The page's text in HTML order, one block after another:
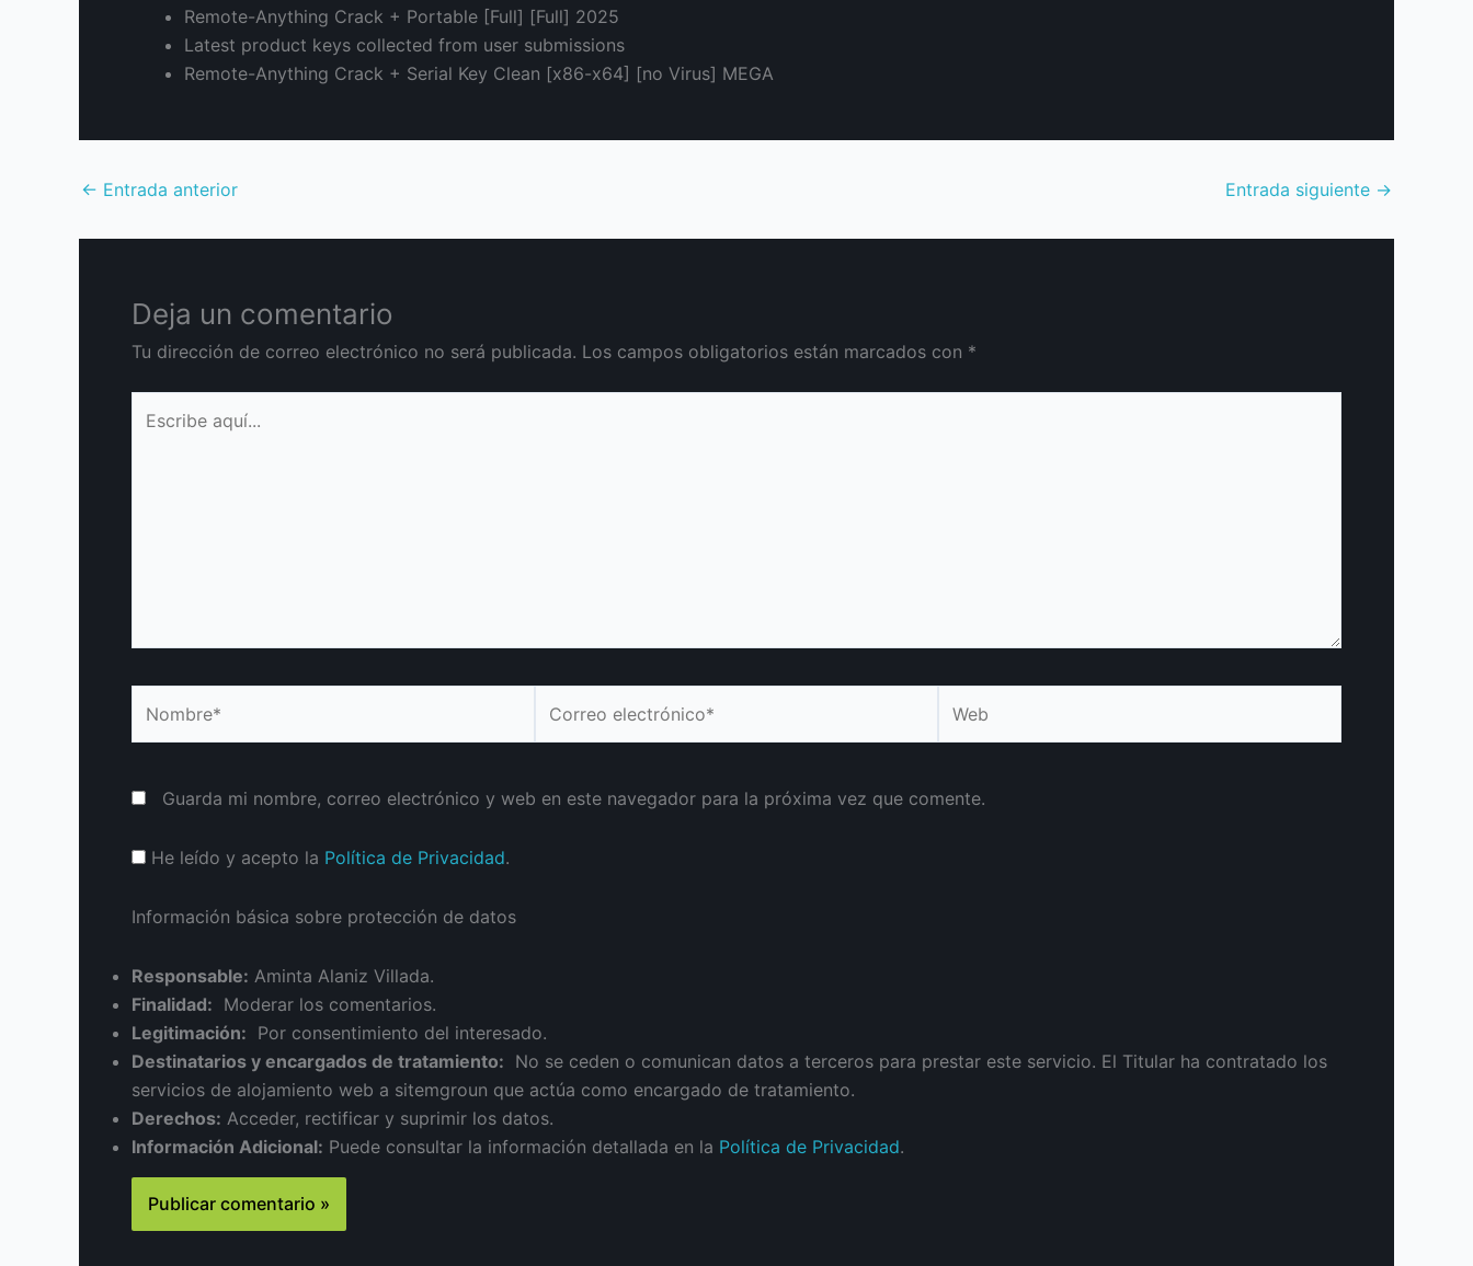
Remote-Anything Crack + Portable [Full] [Full] 2025
Latest product keys collected from user submissions
Remote-Anything Crack + Serial Key Clean [x86-x64] [no Virus] MEGA
← Entrada anterior Entrada siguiente →
Deja un comentario
Tu dirección de correo electrónico no será publicada. Los campos obligatorios están marcados con *
aquí...
electrónico*
Guarda mi nombre, correo electrónico y web en este navegador para la próxima vez que comente.
He leído y acepto la Política de Privacidad.
Información básica sobre protección de datos
Responsable: Aminta Alaniz Villada.
Finalidad: Moderar los comentarios.
Legitimación: Por consentimiento del interesado.
Destinatarios y encargados de tratamiento: No se ceden o comunican datos a terceros para prestar este servicio. El Titular ha contratado los
servicios de alojamiento web a sitemgroun que actúa como encargado de tratamiento.
Derechos: Acceder, rectificar y suprimir los datos.
Información Adicional: Puede consultar la información detallada en la Política de Privacidad.